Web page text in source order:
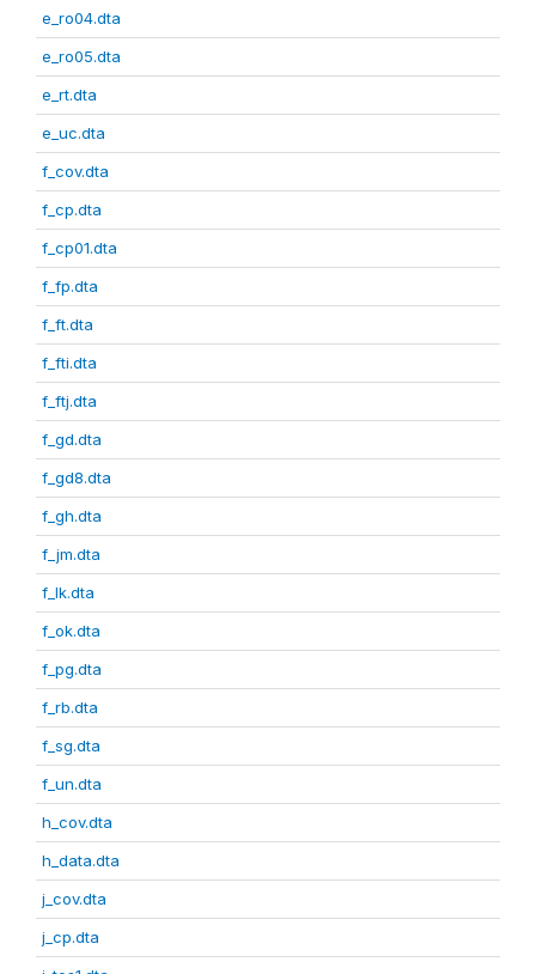
e_ro04.dta
e_ro05.dta
e_rt.dta
e_uc.dta
f_cov.dta
f_cp.dta
f_cp01.dta
f_fp.dta
f_ft.dta
f_fti.dta
f_ftj.dta
f_gd.dta
f_gd8.dta
f_gh.dta
f_jm.dta
f_lk.dta
f_ok.dta
f_pg.dta
f_rb.dta
f_sg.dta
f_un.dta
h_cov.dta
h_data.dta
j_cov.dta
j_cp.dta